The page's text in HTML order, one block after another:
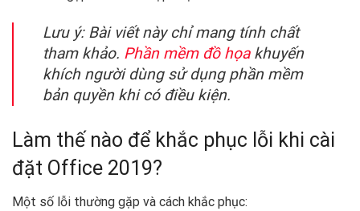
Lưu ý: Bài viết này chỉ mang tính chất
tham khảo. Phần mềm đồ họakhuyến
khích người dùng sử dụng phần mềm
bản quyền khi có điều kiện.
Làm thế nào để khắc phục lỗi khi cài
đặt Office 2019?
Một số lỗi thường gặp và cách khắc phục: